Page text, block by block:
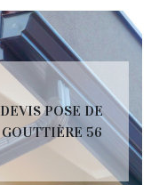
DEVIS POSE DE
GOUTTIÈRE 56